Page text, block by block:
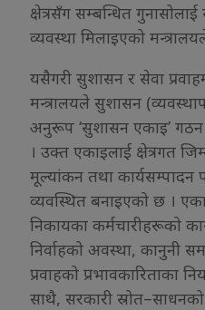
क्षेत्रसँग सम्बन्धित
व्यवस्था मिलाइएको
यसैगरी सुशासन र सेवा
मन्त्रालयले सुशासन
अनुरूप ‘सुशासन एकाइ’
। उक्त एकाइलाई क्षेत्रगत
मूल्यांकन तथा कार्यसम्पादन
व्यवस्थित बनाइएको छ ।
निकायका कर्मचारीहरूको
निर्वाहको अवस्था, कानुनी
प्रवाहको प्रभावकारिताका
साथै, सरकारी स्रोत–साधनको